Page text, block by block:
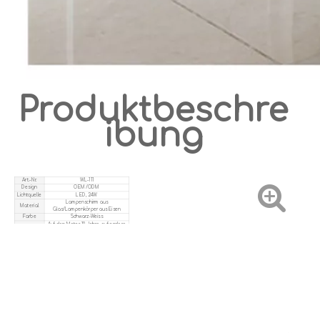
Produktbeschre
ibung
Art.-Nr.
WL-111
Design
OEM/ODM
Lichtquelle
LED, 24W
Material
Lampenschirm aus
Glas/Lampenkörper aus Eisen
Farbe Schwarz-Weiss
Auf den Motor 10 Jahre, auf andere